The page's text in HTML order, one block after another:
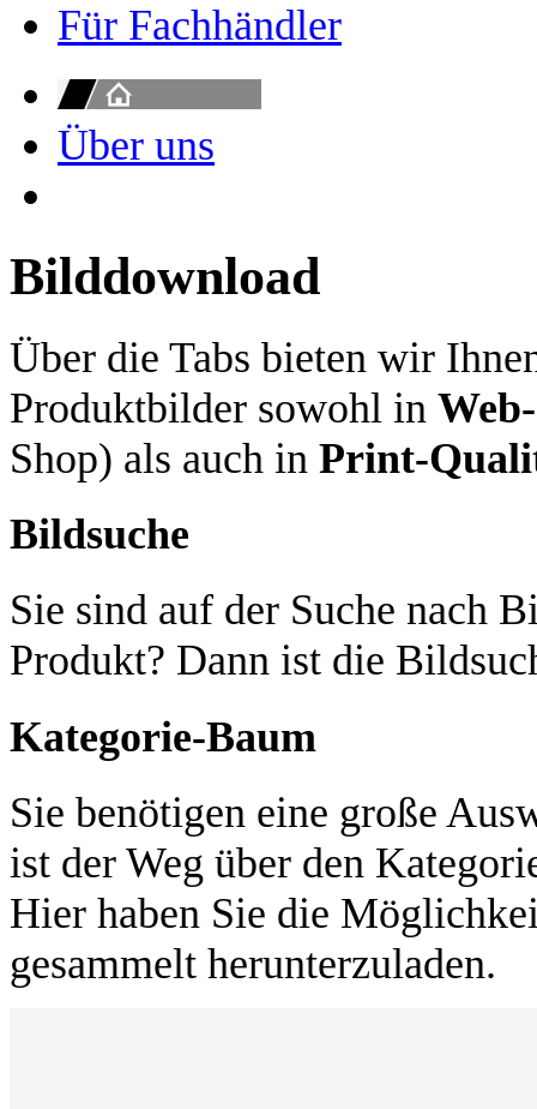
Für Fachhändler
Über uns
Bilddownload
Über die Tabs bieten wir
Produktbilder sowohl in
Shop) als auch in Print-
Bildsuche
Sie sind auf der Suche nach
Produkt? Dann ist die
Kategorie-Baum
Sie benötigen eine große
ist der Weg über den
Hier haben Sie die
gesammelt herunterzuladen.